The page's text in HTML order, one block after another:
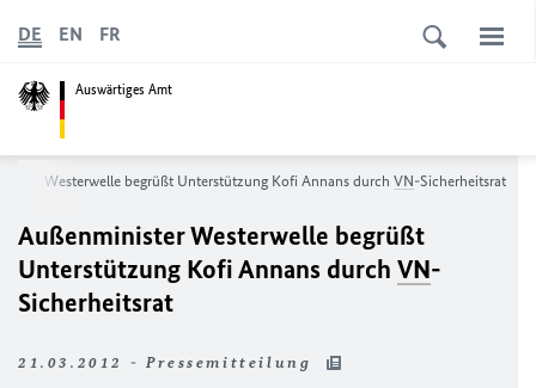
Auswärtiges Amt
DE EN FR
Westerwelle begrüßt Unterstützung Kofi Annans durch VN-Sicherheitsrat
Außenminister Westerwelle begrüßt
Unterstützung Kofi Annans durch VN-
Sicherheitsrat
21.03.2012 - Pressemitteilung